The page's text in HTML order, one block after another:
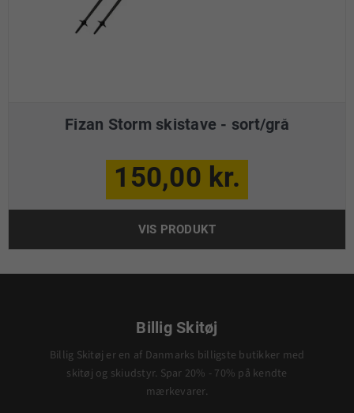
Fizan Storm skistave - sort/grå
150,00 kr.
VIS PRODUKT
Billig Skitøj
Billig Skitøj er en af Danmarks billigste butikker med
skitøj og skiudstyr. Spar 20% - 70% på kendte
mærkevarer.